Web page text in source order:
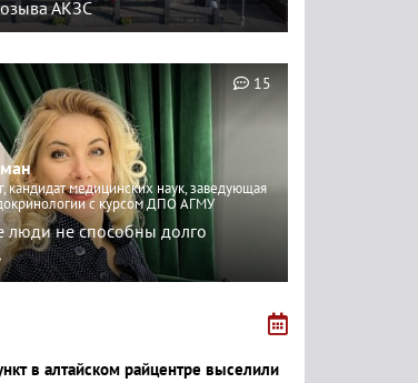
АКЗС
кандидат медицинских наук, заведующая
с курсом ДПО АГМУ
люди не способны долго
15
в алтайском райцентре выселили